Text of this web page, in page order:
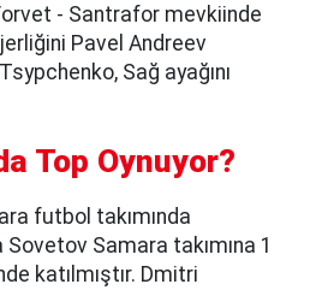
- Santrafor mevkiinde
Pavel Andreev
Sağ ayağını
Top Oynuyor?
futbol takımında
Samara takımına 1
katılmıştır. Dmitri